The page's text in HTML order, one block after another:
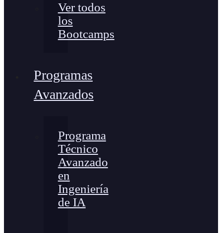
Ver todos
los
Bootcamps
Programas
Avanzados
Programa
Técnico
Avanzado
en
Ingeniería
de IA